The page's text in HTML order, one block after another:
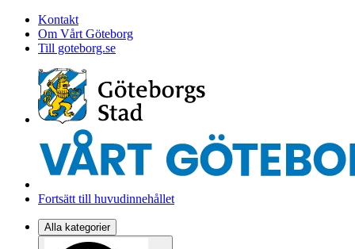
Kontakt
Om Vårt Göteborg
Till goteborg.se
Fortsätt till huvudinnehållet
Alla kategorier